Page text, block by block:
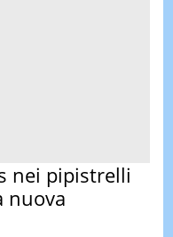
nei pipistrelli
nuova